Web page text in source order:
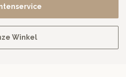
Winkel